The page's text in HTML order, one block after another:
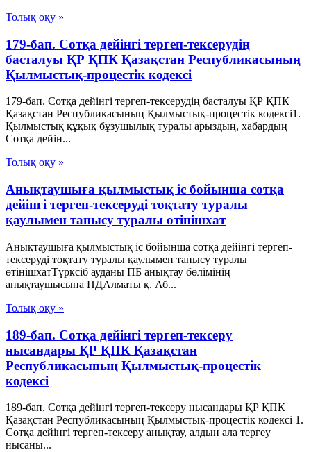
Толық оқу »
179-бап. Сотқа дейінгі тергеп-тексерудің
басталуы ҚР ҚПК Қазақстан Республикасының
Қылмыстық-процестік кодексi
179-бап. Сотқа дейінгі тергеп-тексерудің басталуы ҚР ҚПК
Қазақстан Республикасының Қылмыстық-процестік кодексi1.
Қылмыстық құқық бұзушылық туралы арыздың, хабардың
Сотқа дейін...
Толық оқу »
Анықтаушыға қылмыстық іс бойынша сотқа
дейінгі тергеп-тексеруді тоқтату туралы
қаулымен танысу туралы өтінішхат
Анықтаушыға қылмыстық іс бойынша сотқа дейінгі тергеп-
тексеруді тоқтату туралы қаулымен танысу туралы
өтінішхатТүрксіб ауданы ПБ анықтау бөлімінің
анықтаушысына ПДАлматы қ. Аб...
Толық оқу »
189-бап. Сотқа дейінгі тергеп-тексеру
нысандары ҚР ҚПК Қазақстан
Республикасының Қылмыстық-процестік
кодексi
189-бап. Сотқа дейінгі тергеп-тексеру нысандары ҚР ҚПК
Қазақстан Республикасының Қылмыстық-процестік кодексi 1.
Сотқа дейінгі тергеп-тексеру анықтау, алдын ала тергеу
нысаны...